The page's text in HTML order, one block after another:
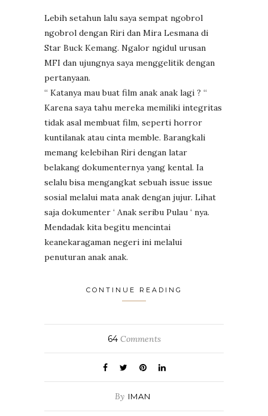
Lebih setahun lalu saya sempat ngobrol
ngobrol dengan Riri dan Mira Lesmana di
Star Buck Kemang. Ngalor ngidul urusan
MFI dan ujungnya saya menggelitik dengan
pertanyaan.
“ Katanya mau buat film anak anak lagi ? “
Karena saya tahu mereka memiliki integritas
tidak asal membuat film, seperti horror
kuntilanak atau cinta memble. Barangkali
memang kelebihan Riri dengan latar
belakang dokumenternya yang kental. Ia
selalu bisa mengangkat sebuah issue issue
sosial melalui mata anak dengan jujur. Lihat
saja dokumenter ‘ Anak seribu Pulau ‘ nya.
Mendadak kita begitu mencintai
keanekaragaman negeri ini melalui
penuturan anak anak.
CONTINUE READING
64Comments
By IMAN